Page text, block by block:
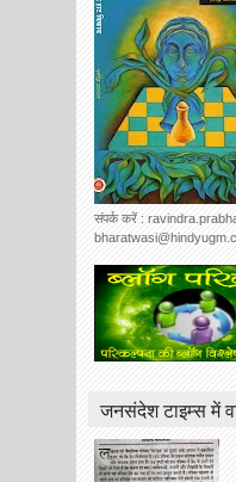
संपर्क करें :
जनसंदेश टाइम्स में